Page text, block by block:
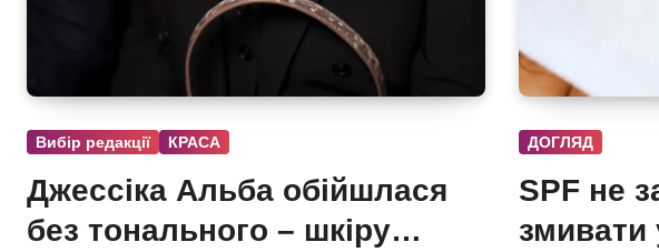
Вибір редакції КРАСА
Джессіка Альба обійшлася
без тонального – шкіру
ДОГЛЯД
SPF не
змивати